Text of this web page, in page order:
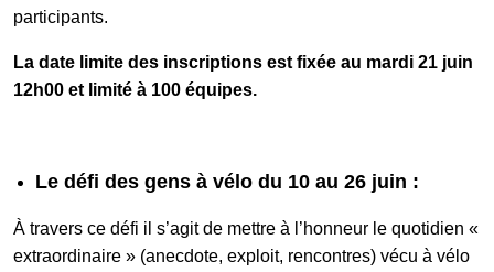
participants.
La date limite des inscriptions est fixée au mardi 21 juin
12h00 et limité à 100 équipes.
Le défi des gens à vélo du 10 au 26 juin :
À travers ce défi il s’agit de mettre à l’honneur le quotidien «
extraordinaire » (anecdote, exploit, rencontres) vécu à vélo